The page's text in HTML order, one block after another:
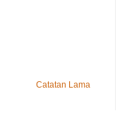
Catatan Lama